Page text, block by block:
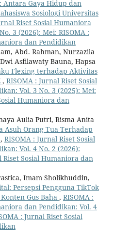
Antara Gaya Hidup dan
Sosiologi Universitas
Riset Sosial Humaniora
3 (2026): Mei: RISOMA :
dan Pendidikan
Abd. Rahman, Nurzazila
Asfilawaty Bauna, Hapsa
Flexing terhadap Aktivitas
, RISOMA : Jurnal Riset Sosial
Vol. 3 No. 3 (2025): Mei:
Humaniora dan
Aulia Putri, Risma Anita
Asuh Orang Tua Terhadap
, RISOMA : Jurnal Riset Sosial
Vol. 4 No. 2 (2026):
Riset Sosial Humaniora dan
Imam Sholikhuddin,
Persepsi Pengguna TikTok
Gus Baha , RISOMA :
dan Pendidikan: Vol. 4
: Jurnal Riset Sosial